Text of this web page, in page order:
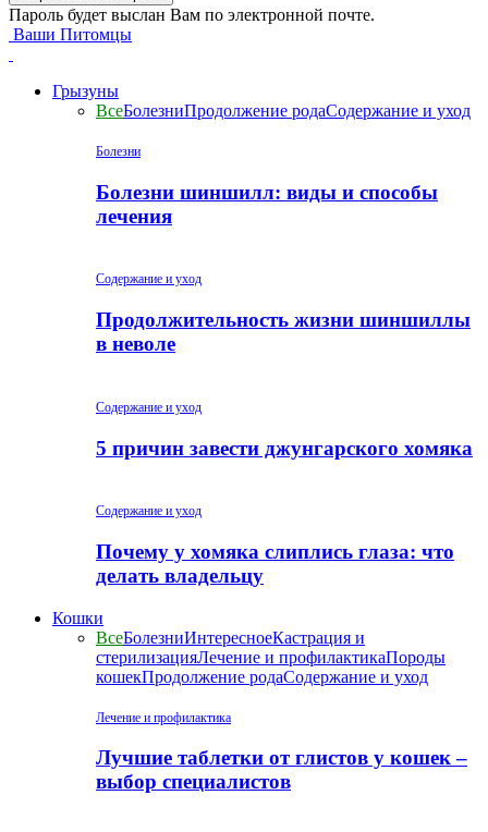
Пароль будет выслан Вам по электронной почте.
Ваши Питомцы
Грызуны
ВсеБолезниПродолжение родаСодержание и уход
Болезни
Болезни шиншилл: виды и способы
лечения
Содержание и уход
Продолжительность жизни шиншиллы
в неволе
Содержание и уход
5 причин завести джунгарского хомяка
Содержание и уход
Почему у хомяка слиплись глаза: что
делать владельцу
Кошки
ВсеБолезниИнтересноеКастрация и
стерилизацияЛечение и профилактикаПороды
кошекПродолжение родаСодержание и уход
Лечение и профилактика
Лучшие таблетки от глистов у кошек –
выбор специалистов